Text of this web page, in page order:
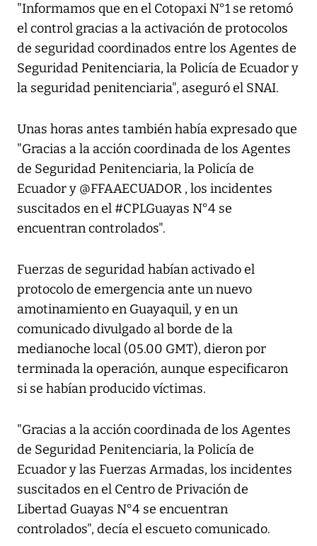
"Informamos que en el Cotopaxi N°1 se retomó
el control gracias a la activación de protocolos
de seguridad coordinados entre los Agentes de
Seguridad Penitenciaria, la Policía de Ecuador y
la seguridad penitenciaria", aseguró el SNAI.
Unas horas antes también había expresado que
"Gracias a la acción coordinada de los Agentes
de Seguridad Penitenciaria, la Policía de
Ecuador y @FFAAECUADOR , los incidentes
suscitados en el #CPLGuayas N°4 se
encuentran controlados".
Fuerzas de seguridad habían activado el
protocolo de emergencia ante un nuevo
amotinamiento en Guayaquil, y en un
comunicado divulgado al borde de la
medianoche local (05.00 GMT), dieron por
terminada la operación, aunque especificaron
si se habían producido víctimas.
"Gracias a la acción coordinada de los Agentes
de Seguridad Penitenciaria, la Policía de
Ecuador y las Fuerzas Armadas, los incidentes
suscitados en el Centro de Privación de
Libertad Guayas N°4 se encuentran
controlados", decía el escueto comunicado.